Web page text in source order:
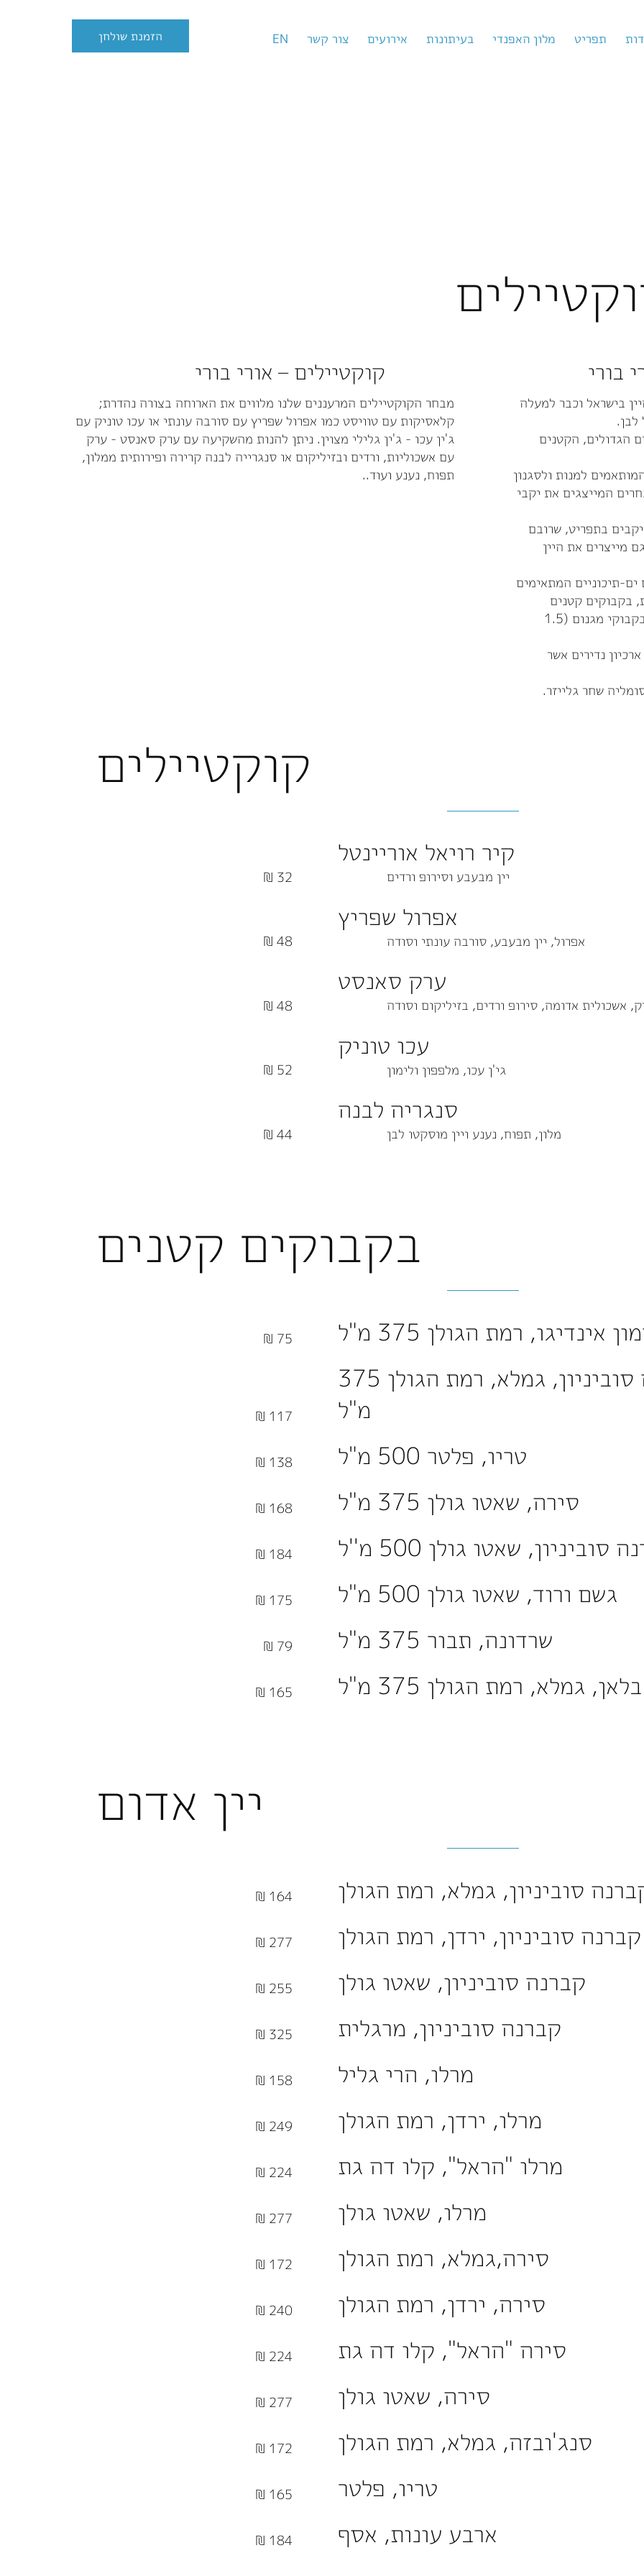
הזמנת שולחן תפריט מלון האפנדי בעיתונות אירועים צור קשר EN
בורי
בישראל וכבר למעלה
הגדולים, הקטנים
למנות ולסגנון
המייצגים את יקבי
בתפריט, שרובם
מייצרים את היין
ים-תיכוניים המתאימים
בקבוקים קטנים
(350/500 מ"ל), בקבוקים רגילים (750 מ"ל) ובקבוקי מגנום (1.5
נדירים אשר
שחר גלייזר.
קוקטיילים – אורי בורי
מבחר הקוקטיילים המרעננים שלנו מלווים את הארוחה בצורה נהדרת;
קלאסיקות עם טוויסט כמו אפרול שפריץ עם סורבה עונתי או עכו טוניק עם
ג'ין עכו - ג'ין גלילי מצוין. ניתן להנות מהשקיעה עם ערק סאנסט - ערק
עם אשכוליות, ורדים ובזיליקום או סנגרייה לבנה קרירה ופירותית ממלון,
תפוח, נענע ועוד..
קוקטיילים
קיר רויאל אוריינטל
32 ₪ יין מבעבע וסירופ ורדים
אפרול שפריץ
48 ₪ אפרול, יין מבעבע, סורבה עונתי וסודה
ערק סאנסט
48 ₪ אשכולית אדומה, סירופ ורדים, בזיליקום וסודה
עכו טוניק
52 ₪ גי'ן עכו, מלפפון ולימון
סנגריה לבנה
44 ₪ מלון, תפוח, נענע ויין מוסקטו לבן
75 ₪ אינדיגו, רמת הגולן 375 מ"ל
117 ₪
קברנה סוביניון, גמלא, רמת הגולן 375
מ"ל
138 ₪ טריו, פלטר 500 מ"ל
168 ₪ סירה, שאטו גולן 375 מ"ל
184 ₪ סוביניון, שאטו גולן 500 מ''ל
175 ₪ גשם ורוד, שאטו גולן 500 מ"ל
79 ₪ שרדונה, תבור 375 מ"ל
165 ₪ גמלא, רמת הגולן 375 מ"ל
יין אדום
בקבוקים קטנים
164 ₪ סוביניון, גמלא, רמת הגולן
277 ₪ קברנה סוביניון, ירדן, רמת הגולן
255 ₪ קברנה סוביניון, שאטו גולן
325 ₪ קברנה סוביניון, מרגלית
158 ₪ מרלו, הרי גליל
249 ₪ מרלו, ירדן, רמת הגולן
224 ₪ מרלו "הראל", קלו דה גת
277 ₪ מרלו, שאטו גולן
172 ₪ סירה,גמלא, רמת הגולן
240 ₪ סירה, ירדן, רמת הגולן
224 ₪ סירה "הראל", קלו דה גת
277 ₪ סירה, שאטו גולן
172 ₪ סנג'ובזה, גמלא, רמת הגולן
165 ₪ טריו, פלטר
184 ₪
ארבע עונות, אסף